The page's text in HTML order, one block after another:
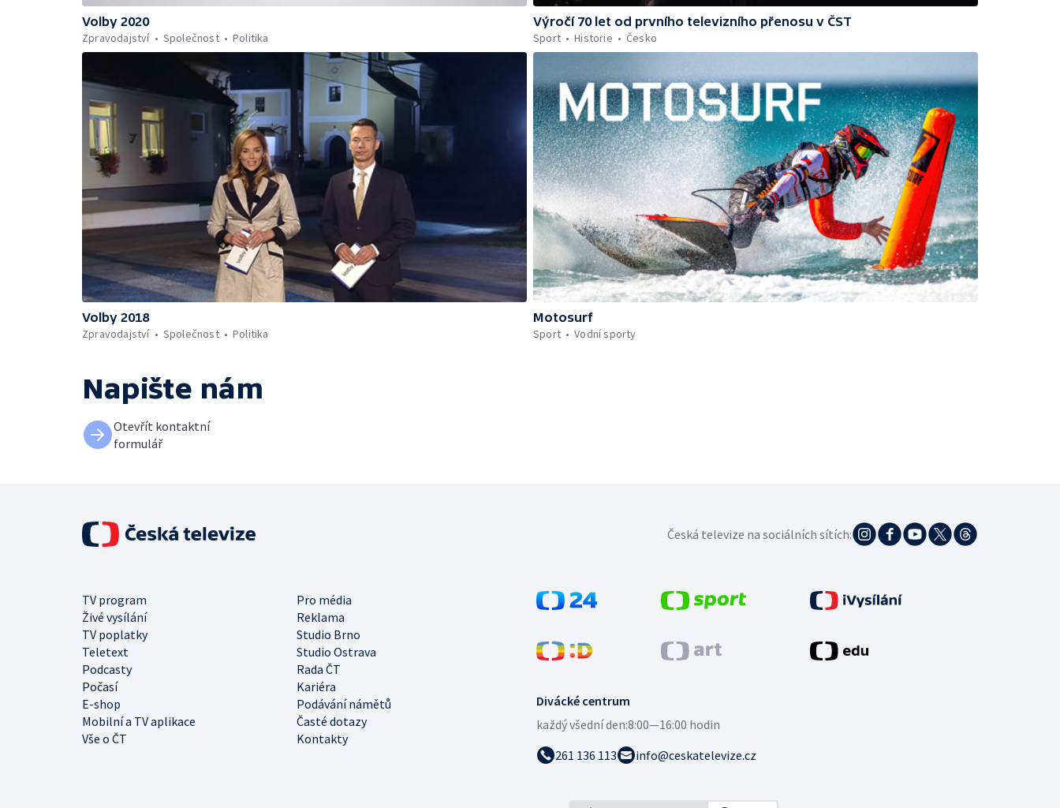
Volby 2020
Zpravodajství
Společnost Politika
Výročí 70 let od prvního televizního přenosu v ČST
Sport
Historie Česko
Volby 2018
Zpravodajství
Společnost Politika
Motosurf
Sport
Vodní sporty
Napište nám
Otevřít kontaktní
formulář
Divácké centrum
každý všední den:8:00—16:00 hodin
261 136 113
info@ceskatelevize.cz
TV program
Pro média
Živé vysílání
Reklama
TV poplatky
Studio Brno
Teletext
Studio Ostrava
Podcasty
Rada ČT
Počasí
Kariéra
E-shop
Podávání námětů
Mobilní a TV aplikace
Časté dotazy
Vše o ČT
Kontakty
Česká televize na sociálních sítích: